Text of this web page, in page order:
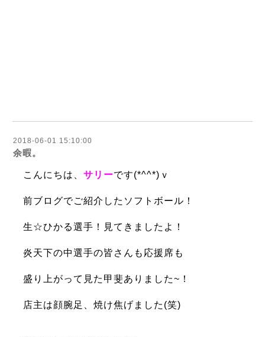
2018-06-01 15:10:00
余暇。
こんにちは、 サリーです(*^^*)ｖ
前ブログでご紹介したソフトボール！
生☆ひかる選手！ 見てきましたよ！
炎天下の中選手の皆さんも応援席も
盛り上がって見た甲斐ありました~！
店主は顔腕足、焼け焦げました(笑)